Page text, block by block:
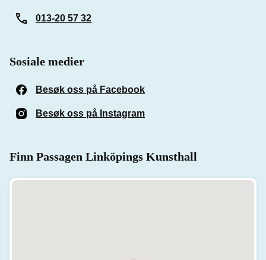
013-20 57 32
Sosiale medier
Besøk oss på Facebook
Besøk oss på Instagram
Finn Passagen Linköpings Kunsthall